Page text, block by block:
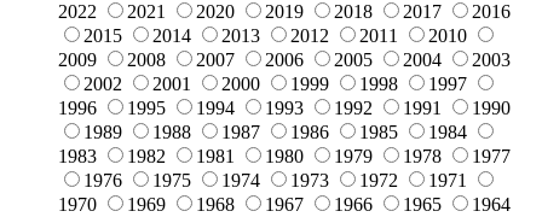
2022
2021 2020 2019 2018 2017
2016
2015
2014 2013 2012 2011
2010
2009
2008 2007 2006 2005 2004
2003
2002
2001 2000 1999 1998
1997
1996
1995 1994 1993 1992 1991
1990
1989
1988 1987 1986 1985
1984
1983
1982 1981 1980 1979 1978
1977
1976
1975 1974 1973 1972
1971
1970
1969 1968 1967 1966 1965
1964